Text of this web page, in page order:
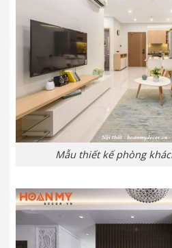
Mẫu thiết kế phòng